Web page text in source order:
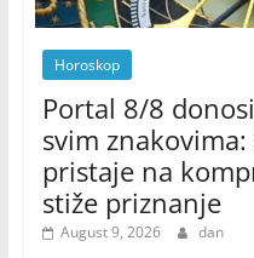
Horoskop
Portal 8/8
svim
pristaje na
stiže priznanje
August 9, 2026 dan